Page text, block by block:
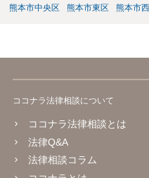
熊本市中央区
熊本市東区 熊本市
ココナラ法律相談について
ココナラ法律相談とは
法律Q&A
法律相談コラム